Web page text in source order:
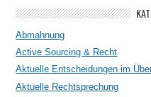
Abmahnung
Active Sourcing & Recht
Aktuelle Entscheidungen im
Aktuelle Rechtsprechung